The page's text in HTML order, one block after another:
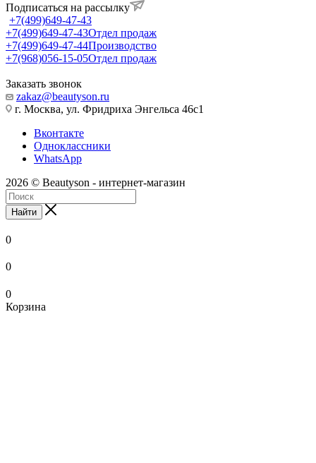
Подписаться на рассылку
+7(499)649-47-43
+7(499)649-47-43Отдел продаж
+7(499)649-47-44Производство
+7(968)056-15-05Отдел продаж
Заказать звонок
zakaz@beautyson.ru
г. Москва, ул. Фридриха Энгельса 46с1
Вконтакте
Одноклассники
WhatsApp
2026 © Beautyson - интернет-магазин
Найти
0
0
0
Корзина